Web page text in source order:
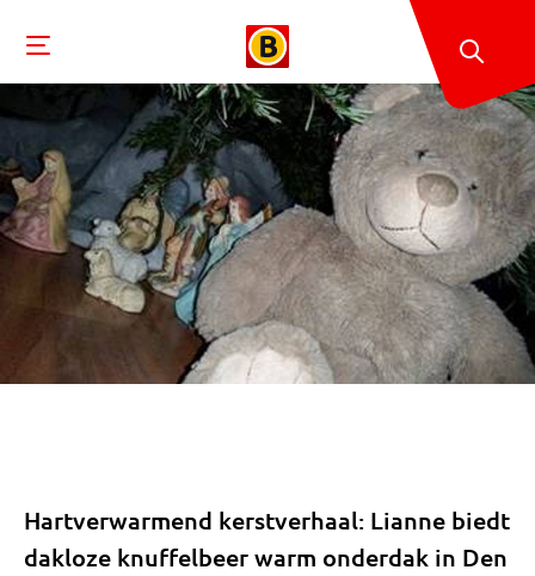
Hartverwarmend kerstverhaal: Lianne biedt
dakloze knuffelbeer warm onderdak in Den